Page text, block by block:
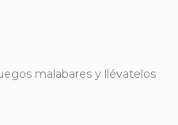
malabares y llévatelos